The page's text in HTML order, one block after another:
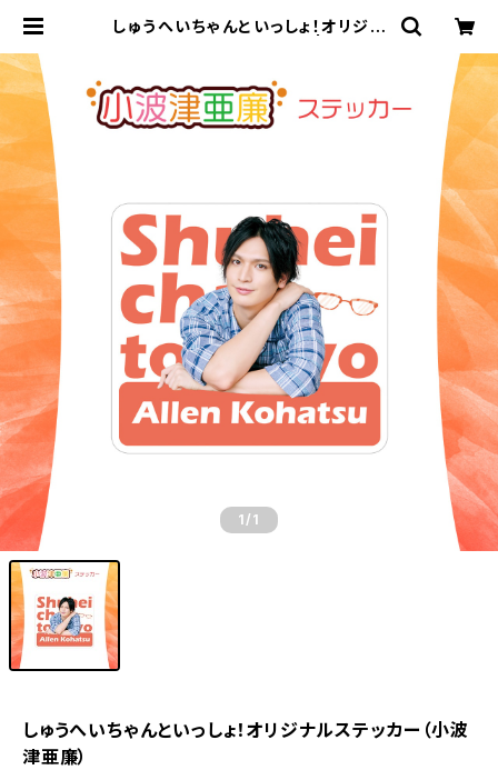
しゅうへいちゃんといっしょ！オリジナ
1 /1
しゅうへいちゃんといっしょ！オリジナルステッカー（小波
津亜廉）